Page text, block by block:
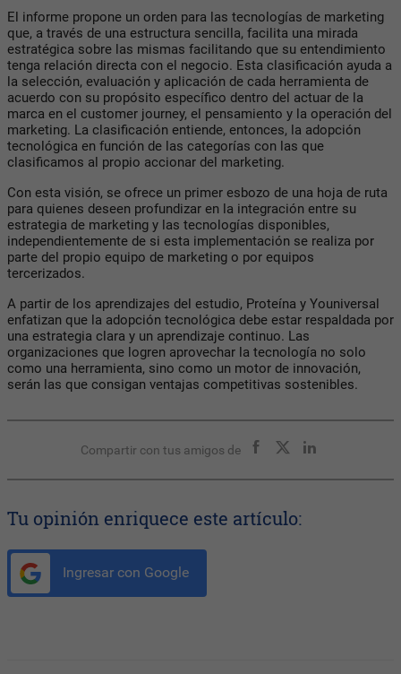
El informe propone un orden para las tecnologías de marketing
que, a través de una estructura sencilla, facilita una mirada
estratégica sobre las mismas facilitando que su entendimiento
tenga relación directa con el negocio. Esta clasificación ayuda a
la selección, evaluación y aplicación de cada herramienta de
acuerdo con su propósito específico dentro del actuar de la
marca en el customer journey, el pensamiento y la operación del
marketing. La clasificación entiende, entonces, la adopción
tecnológica en función de las categorías con las que
clasificamos al propio accionar del marketing.
Con esta visión, se ofrece un primer esbozo de una hoja de ruta
para quienes deseen profundizar en la integración entre su
estrategia de marketing y las tecnologías disponibles,
independientemente de si esta implementación se realiza por
parte del propio equipo de marketing o por equipos
tercerizados.
A partir de los aprendizajes del estudio, Proteína y Youniversal
enfatizan que la adopción tecnológica debe estar respaldada por
una estrategia clara y un aprendizaje continuo. Las
organizaciones que logren aprovechar la tecnología no solo
como una herramienta, sino como un motor de innovación,
serán las que consigan ventajas competitivas sostenibles.
Compartir con tus amigos de
Tu opinión enriquece este artículo:
Ingresar con Google